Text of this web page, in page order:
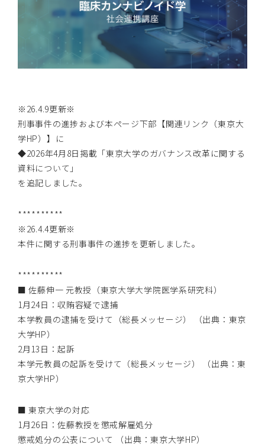
※26.4.9更新※
刑事事件の進捗および本ページ下部【関連リンク（東京大
学HP）】に
◆2026年4月8日掲載「東京大学のガバナンス改革に関する
資料について」
を追記しました。
**********
※26.4.4更新※
本件に関する刑事事件の進捗を更新しました。
**********
■ 佐藤伸一 元教授（東京大学大学院医学系研究科）
1月24日：収賄容疑で逮捕
本学教員の逮捕を受けて（総長メッセージ）
（出典：東京
大学HP）
2月13日：起訴
本学元教員の起訴を受けて（総長メッセージ）
（出典：東
京大学HP）
■ 東京大学の対応
1月26日：佐藤教授を懲戒解雇処分
懲戒処分の公表について
（出典：東京大学HP）